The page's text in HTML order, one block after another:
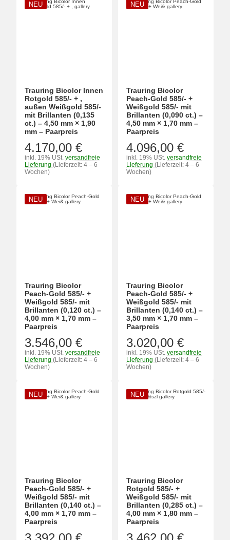
NEU
Trauring Bicolor Innen
Rotgold 585/- + ,
außen Weißgold 585/-
mit Brillanten (0,135
ct.) – 4,50 mm × 1,90
mm – Paarpreis
4.170,00 €
inkl. 19% USt. versandfreie
Lieferung (Lieferzeit: 4 – 6
Wochen)
NEU
Trauring Bicolor
Peach-Gold 585/- +
Weißgold 585/- mit
Brillanten (0,090 ct.) –
4,50 mm × 1,70 mm –
Paarpreis
4.096,00 €
inkl. 19% USt. versandfreie
Lieferung (Lieferzeit: 4 – 6
Wochen)
NEU
Trauring Bicolor
Peach-Gold 585/- +
Weißgold 585/- mit
Brillanten (0,120 ct.) –
4,00 mm × 1,70 mm –
Paarpreis
3.546,00 €
inkl. 19% USt. versandfreie
Lieferung (Lieferzeit: 4 – 6
Wochen)
NEU
Trauring Bicolor
Peach-Gold 585/- +
Weißgold 585/- mit
Brillanten (0,140 ct.) –
3,50 mm × 1,70 mm –
Paarpreis
3.020,00 €
inkl. 19% USt. versandfreie
Lieferung (Lieferzeit: 4 – 6
Wochen)
NEU
Trauring Bicolor
Peach-Gold 585/- +
Weißgold 585/- mit
Brillanten (0,140 ct.) –
4,00 mm × 1,70 mm –
Paarpreis
NEU
Trauring Bicolor
Rotgold 585/- +
Weißgold 585/- mit
Brillanten (0,285 ct.) –
4,00 mm × 1,80 mm –
Paarpreis